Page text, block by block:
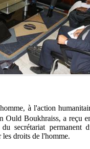
à l'action
Ould Boukhraiss, a reçu
secrétariat
droits de l'homme.